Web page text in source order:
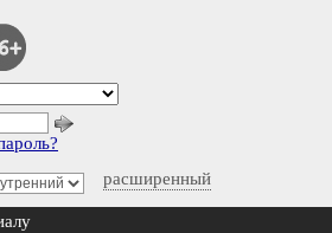
расширенный